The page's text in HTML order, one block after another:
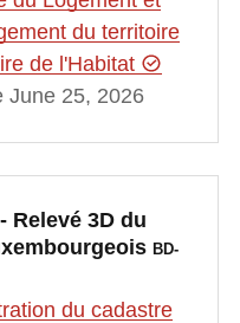
du territoire
de l'Habitat
June 25, 2026
Relevé 3D du
BD-
du cadastre